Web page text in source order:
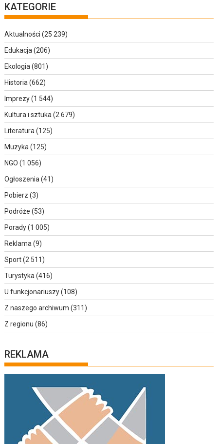
KATEGORIE
Aktualności (25 239)
Edukacja (206)
Ekologia (801)
Historia (662)
Imprezy(1 544)
Kultura i sztuka (2 679)
Literatura (125)
Muzyka (125)
NGO (1 056)
Ogłoszenia (41)
Pobierz (3)
Podróże (53)
Porady(1 005)
Reklama (9)
Sport(2 511)
Turystyka (416)
U funkcjonariuszy(108)
Z naszego archiwum (311)
Z regionu (86)
REKLAMA